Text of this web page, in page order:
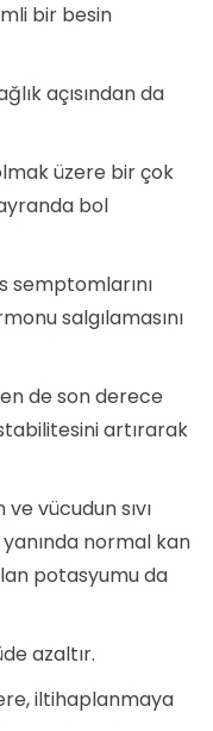
bir besin
açısından da
üzere bir çok
bol
salgılamasını
de son derece
artırarak
vücudun sıvı
yanında normal kan
potasyumu da
azaltır.
iltihaplanmaya